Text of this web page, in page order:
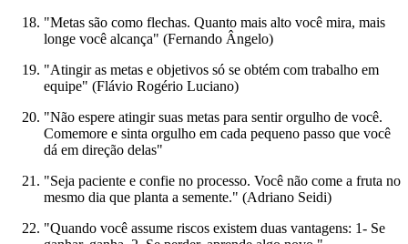
"Metas são como flechas. Quanto mais alto você mira, mais
longe você alcança" (Fernando Ângelo)
"Atingir as metas e objetivos só se obtém com trabalho em
equipe" (Flávio Rogério Luciano)
"Não espere atingir suas metas para sentir orgulho de você.
Comemore e sinta orgulho em cada pequeno passo que você
dá em direção delas"
"Seja paciente e confie no processo. Você não come a fruta no
mesmo dia que planta a semente." (Adriano Seidi)
"Quando você assume riscos existem duas vantagens: 1- Se